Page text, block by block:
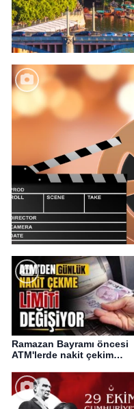
Ramazan Bayramı öncesi
ATM'lerde nakit çekim